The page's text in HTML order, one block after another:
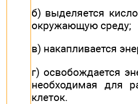
б) выделяется
окружающую среду;
в) накапливается
г) освобождается
необходимая для
клеток.